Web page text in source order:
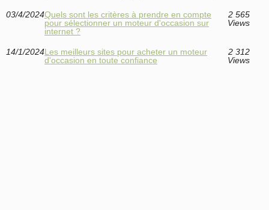
03/4/2024Quels sont les critères à prendre en compte
pour sélectionner un moteur d'occasion sur
internet ?
2 565
Views
14/1/2024Les meilleurs sites pour acheter un moteur
d'occasion en toute confiance
2 312
Views